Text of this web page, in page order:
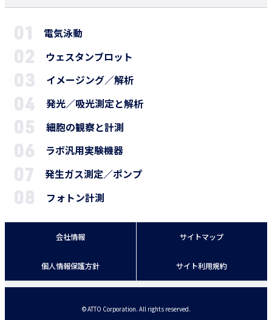
電気泳動
ウェスタンブロット
イメージング／解析
発光／吸光測定と解析
細胞の観察と計測
ラボ汎用実験機器
発生ガス測定／ポンプ
フォトン計測
会社情報 サイトマップ
個人情報保護方針 サイト利用規約
© ATTO Corporation. All rights reserved.